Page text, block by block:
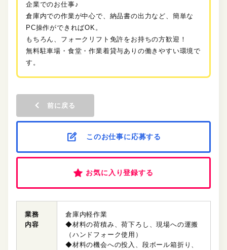
企業でのお仕事♪
倉庫内での作業が中心で、納品書の出力など、簡単な
PC操作ができればOK。
もちろん、フォークリフト免許をお持ちの方歓迎！
無料駐車場・食堂・作業着貸与ありの働きやすい環境で
す。
前に戻る
このお仕事に応募する
お気に入り登録する
業務
内容
倉庫内軽作業
◆材料の荷積み、荷下ろし、現場への運搬
（ハンドフォーク使用）
◆材料の機会への投入、段ボール箱折り、